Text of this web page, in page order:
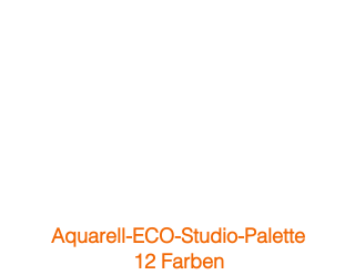
Aquarell-ECO-Studio-Palette
12 Farben